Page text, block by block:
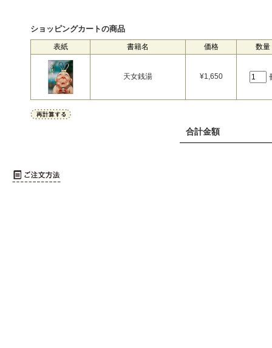
ショッピングカートの商品
表紙 書籍名 価格 数量
天女銭湯 ¥1,650
合計金額